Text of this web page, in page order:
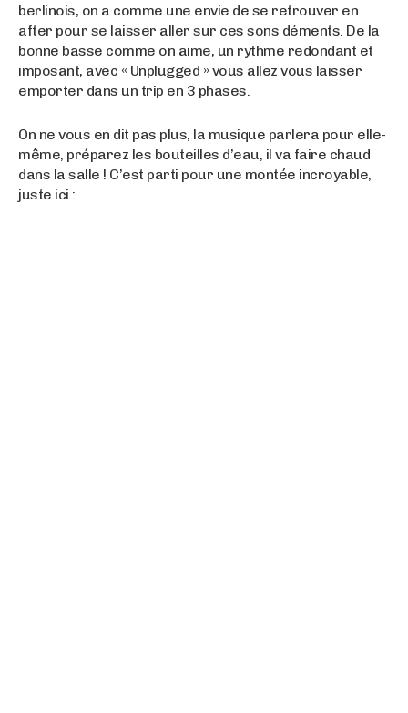
berlinois, on a comme une envie de se retrouver en
after pour se laisser aller sur ces sons déments. De la
bonne basse comme on aime, un rythme redondant et
imposant, avec « Unplugged » vous allez vous laisser
emporter dans un trip en 3 phases.
On ne vous en dit pas plus, la musique parlera pour elle-
même, préparez les bouteilles d’eau, il va faire chaud
dans la salle ! C’est parti pour une montée incroyable,
juste ici :